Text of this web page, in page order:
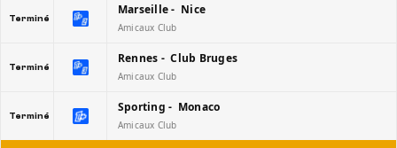
Terminé
Marseille - Nice
Amicaux Club
Terminé
Rennes - Club Bruges
Amicaux Club
Terminé
Sporting - Monaco
Amicaux Club